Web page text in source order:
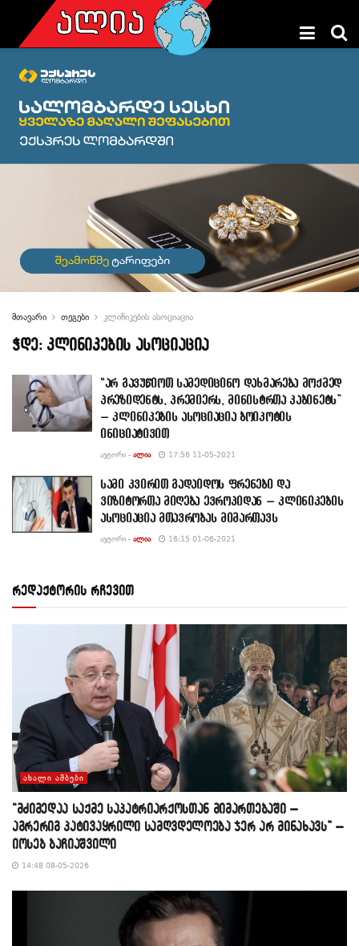
მთავარი თეგები კლინიკების ასოციაცია
ჭდე: კლინიკების ასოციაცია
“არ გავუწიოთ სამედიცინო დახმარება მოქმედ
პრეზიდენტს, პრემიერს, მინისტრთა კაბინეტს”
– კლინიკების ასოციაცია ბოიკოტის
ინიციატივით
ᲐᲕᲢᲝᲠᲘ - ᲐᲚᲘᲐ 17:56 11-05-2021
სამი კვირით გადაიდოს ფრენები და
ვიზიტორთა მიღება ევროპიდან – კლინიკების
ასოციაცია მთავრობას მიმართავს
ᲐᲕᲢᲝᲠᲘ - ᲐᲚᲘᲐ 16:15 01-06-2021
რედაქტორის რჩევით
ᲐᲮᲐᲚᲘ ᲐᲛᲑᲔᲑᲘ
“მძიმედაა საქმე საპატრიარქოსთან მიმართებაში –
აგრერიგ პატივაყრილი სამღვდელოება ჯერ არ მინახავს” –
იოსებ ბაჩიაშვილი
14:48 08-05-2026